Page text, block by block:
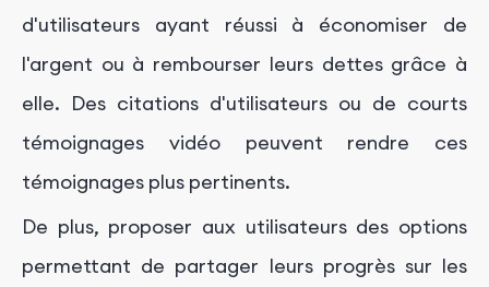
d'utilisateurs ayant réussi à économiser de
l'argent ou à rembourser leurs dettes grâce à
elle. Des citations d'utilisateurs ou de courts
témoignages vidéo peuvent rendre ces
témoignages plus pertinents.
De plus, proposer aux utilisateurs des options
permettant de partager leurs progrès sur les